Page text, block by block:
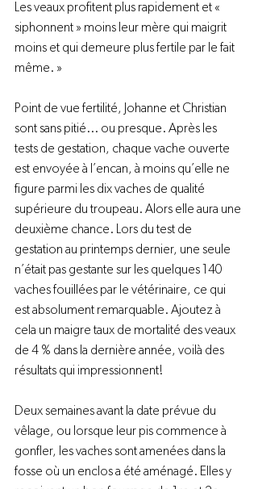
Les veaux profitent plus rapidement et «
siphonnent » moins leur mère qui maigrit
moins et qui demeure plus fertile par le fait
même. »
Point de vue fertilité, Johanne et Christian
sont sans pitié... ou presque. Après les
tests de gestation, chaque vache ouverte
est envoyée à l’encan, à moins qu’elle ne
figure parmi les dix vaches de qualité
supérieure du troupeau. Alors elle aura une
deuxième chance. Lors du test de
gestation au printemps dernier, une seule
n’était pas gestante sur les quelques 140
vaches fouillées par le vétérinaire, ce qui
est absolument remarquable. Ajoutez à
cela un maigre taux de mortalité des veaux
de 4 % dans la dernière année, voilà des
résultats qui impressionnent!
Deux semaines avant la date prévue du
vêlage, ou lorsque leur pis commence à
gonfler, les vaches sont amenées dans la
fosse où un enclos a été aménagé. Elles y